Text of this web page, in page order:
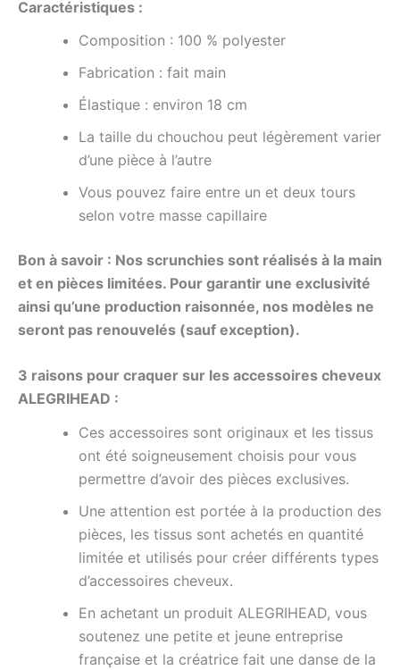
Caractéristiques :
Composition : 100 % polyester
Fabrication : fait main
Élastique : environ 18 cm
La taille du chouchou peut légèrement varier
d’une pièce à l’autre
Vous pouvez faire entre un et deux tours
selon votre masse capillaire
Bon à savoir : Nos scrunchies sont réalisés à la main
et en pièces limitées. Pour garantir une exclusivité
ainsi qu’une production raisonnée, nos modèles ne
seront pas renouvelés (sauf exception).
3 raisons pour craquer sur les accessoires cheveux
ALEGRIHEAD :
Ces accessoires sont originaux et les tissus
ont été soigneusement choisis pour vous
permettre d’avoir des pièces exclusives.
Une attention est portée à la production des
pièces, les tissus sont achetés en quantité
limitée et utilisés pour créer différents types
d’accessoires cheveux.
En achetant un produit ALEGRIHEAD, vous
soutenez une petite et jeune entreprise
française et la créatrice fait une danse de la